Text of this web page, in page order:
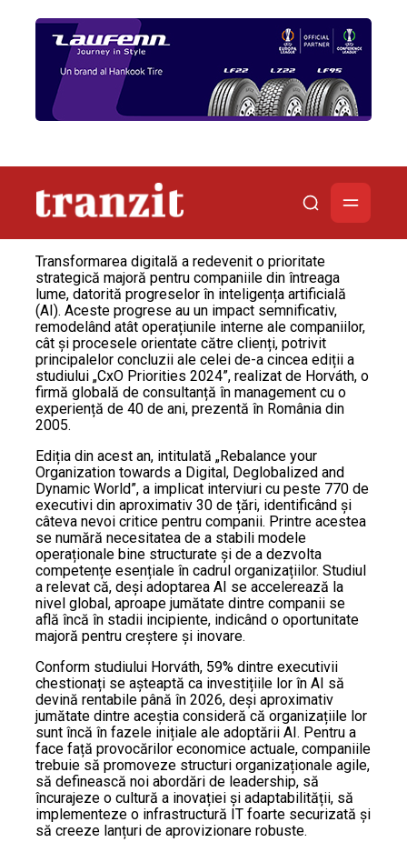
Transformarea digitală a redevenit o prioritate
strategică majoră pentru companiile din întreaga
lume, datorită progreselor în inteligența artificială
(AI). Aceste progrese au un impact semnificativ,
remodelând atât operațiunile interne ale companiilor,
cât și procesele orientate către clienți, potrivit
principalelor concluzii ale celei de-a cincea ediții a
studiului „CxO Priorities 2024”, realizat de Horváth, o
firmă globală de consultanță în management cu o
experiență de 40 de ani, prezentă în România din
2005.
Ediția din acest an, intitulată „Rebalance your
Organization towards a Digital, Deglobalized and
Dynamic World”, a implicat interviuri cu peste 770 de
executivi din aproximativ 30 de țări, identificând și
câteva nevoi critice pentru companii. Printre acestea
se numără necesitatea de a stabili modele
operaționale bine structurate și de a dezvolta
competențe esențiale în cadrul organizațiilor. Studiul
a relevat că, deși adoptarea AI se accelerează la
nivel global, aproape jumătate dintre companii se
află încă în stadii incipiente, indicând o oportunitate
majoră pentru creștere și inovare.
Conform studiului Horváth, 59% dintre executivii
chestionați se așteaptă ca investițiile lor în AI să
devină rentabile până în 2026, deși aproximativ
jumătate dintre aceștia consideră că organizațiile lor
sunt încă în fazele inițiale ale adoptării AI. Pentru a
face față provocărilor economice actuale, companiile
trebuie să promoveze structuri organizaționale agile,
să definească noi abordări de leadership, să
încurajeze o cultură a inovației și adaptabilității, să
implementeze o infrastructură IT foarte securizată și
să creeze lanțuri de aprovizionare robuste.